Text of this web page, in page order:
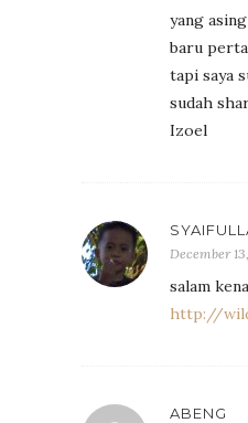
yang
baru
tapi saya
sudah
Izoel
December
salam
http://
ABENG